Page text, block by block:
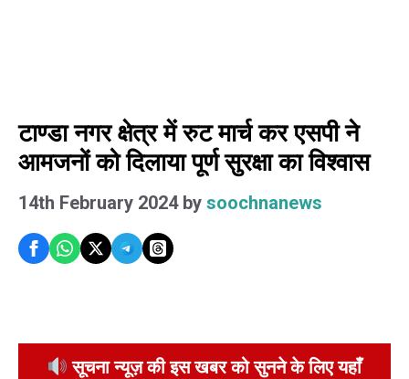
टाण्डा नगर क्षेत्र में रुट मार्च कर एसपी ने
आमजनों को दिलाया पूर्ण सुरक्षा का विश्वास
14th February 2024 by soochnanews
सूचना न्यूज़ की इस खबर को सुनने के लिए यहाँ